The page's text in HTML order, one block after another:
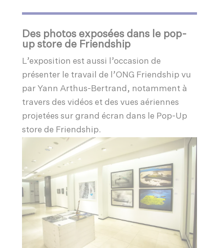
Des photos exposées dans le pop-
up store de Friendship
L’exposition est aussi l’occasion de
présenter le travail de l’ONG Friendship vu
par Yann Arthus-Bertrand, notamment à
travers des vidéos et des vues aériennes
projetées sur grand écran dans le Pop-Up
store de Friendship.